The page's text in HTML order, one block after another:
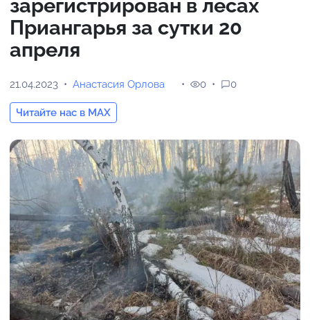
зарегистрирован в лесах
Приангарья за сутки 20
апреля
21.04.2023 Анастасия Орлова
Читайте нас в MAX
0 0